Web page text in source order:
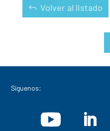
Volver al listado
Síguenos: